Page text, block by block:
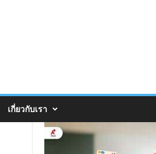
เกี่ยวกับเรา